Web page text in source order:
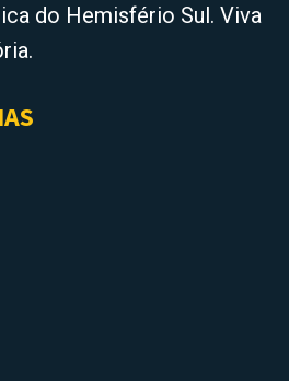
do Hemisfério Sul. Viva